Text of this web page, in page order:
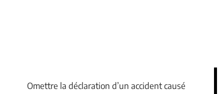
Omettre la déclaration d’un accident causé